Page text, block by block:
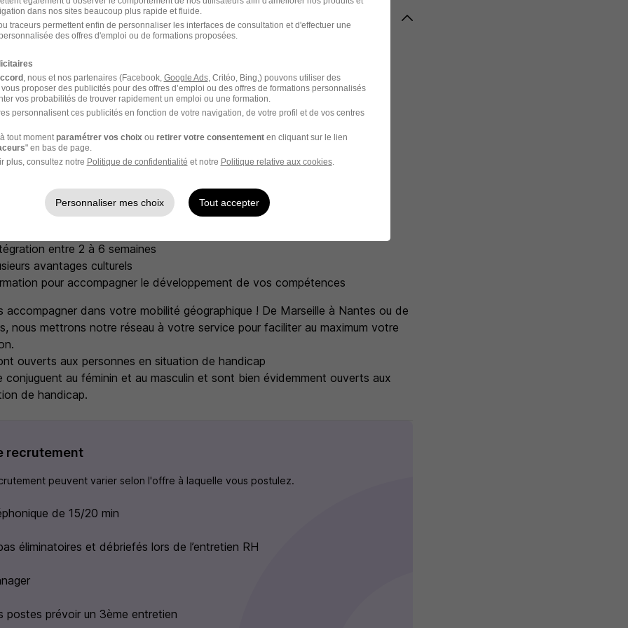
apportons :
:
en charge à 50%
à 50% du titre de transport
et conviviaux en plein coeur de Lyon
chez un leader du marché
stable
et en croissance permanente
restaurant (9,5€ pris en charge employeur à 60%)
allant jusqu'à 1000€
entre 2 à 6 semaines
avantages culturels
pour accompagner le développement de vos compétences
accompagner dans votre mobilité géographique ! De Marseille à Nantes ou de
nous mettrons notre réseau à votre service pour faciliter au maximum votre
ouverts aux personnes en situation de handicap
conjuguent au féminin et au masculin et sont bien évidemment ouverts aux
de handicap.
recrutement
peuvent varier selon l'offre à laquelle vous postulez.
de 15/20 min
éliminatoires et débriefés lors de l’entretien RH
postes prévoir un 3ème entretien
dans nos sites beaucoup plus rapide et fluide.
traceurs permettent enfin de personnaliser les interfaces de consultation et d'effectuer une
des offres d'emploi ou de formations proposées.
, nous et nos partenaires (Facebook, Google Ads, Critéo, Bing,) pouvons utiliser des
proposer des publicités pour des offres d’emploi ou des offres de formations personnalisés
vos probabilités de trouver rapidement un emploi ou une formation.
personnalisent ces publicités en fonction de votre navigation, de votre profil et de vos centres
tout moment paramétrer vos choix ou retirer votre consentementen cliquant sur le lien
" en bas de page.
plus, consultez notre Politique de confidentialité et notre Politique relative aux cookies.
Personnaliser mes choix Tout accepter